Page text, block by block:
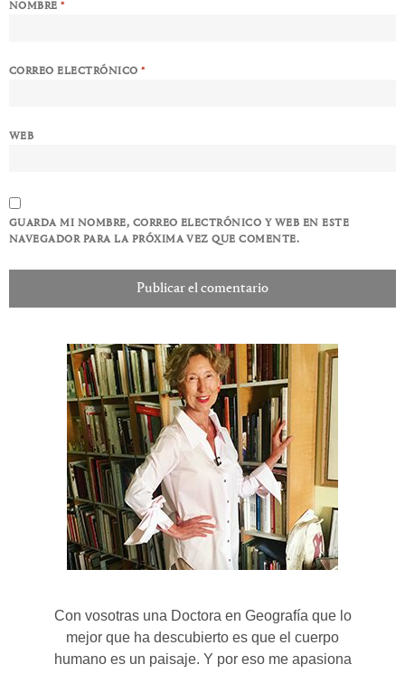
NOMBRE*
CORREO ELECTRÓNICO*
WEB
GUARDA MI NOMBRE, CORREO ELECTRÓNICO Y WEB EN ESTE
NAVEGADOR PARA LA PRÓXIMA VEZ QUE COMENTE.
Con vosotras una Doctora en Geografía que lo
mejor que ha descubierto es que el cuerpo
humano es un paisaje. Y por eso me apasiona